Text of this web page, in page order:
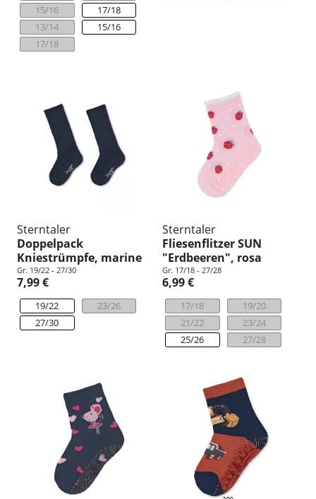
15/16
17/18
13/14
15/16
17/18
Sterntaler
Doppelpack
Kniestrümpfe, marine
Gr. 19/22 - 27/30
7,99 €
19/22
23/26
27/30
Sterntaler
Fliesenflitzer SUN
"Erdbeeren", rosa
Gr. 17/18 - 27/28
6,99 €
17/18
19/20
21/22
23/24
25/26
27/28